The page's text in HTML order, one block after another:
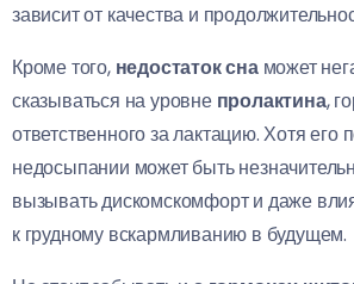
зависит от качества и
Кроме того, недостаток снаможет
сказываться на уровне пролактина,
ответственного за лактацию. Хотя
недосыпании может быть
вызывать дискомскомфорт и даже
к грудному вскармливанию в будущем.